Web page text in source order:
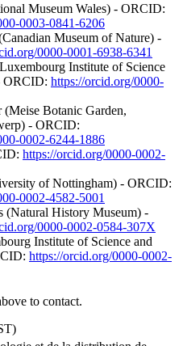
Museum Wales) - ORCID:
0003-0841-6206
Museum of Nature) -
0000-0001-6938-6341
Institute of Science
ORCID: https://orcid.org/0000-
Botanic Garden,
- ORCID:
0002-6244-1886
https://orcid.org/0000-0002-
of Nottingham) - ORCID:
0002-4582-5001
(Natural History Museum) -
0000-0002-0584-307X
Institute of Science and
https://orcid.org/0000-0002-
to contact.